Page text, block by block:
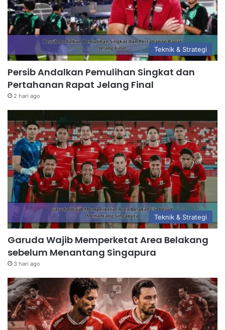
Teknik & Strategi
Persib Andalkan Pemulihan Singkat dan
Pertahanan Rapat Jelang Final
2 hari ago
Teknik & Strategi
Garuda Wajib Memperketat Area Belakang
sebelum Menantang Singapura
3 hari ago